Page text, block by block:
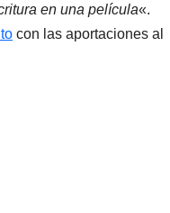
en una película«.
con las aportaciones al